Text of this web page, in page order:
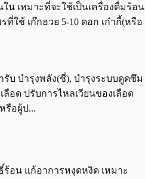
น เหมาะที่จะใช้เป็นเครื่องดื่มร้อน
ใช้ เก๊กฮวย 5-10 ดอก เก๋ากี้(หรือ
บ บำรุงพลัง(ชี่), บำรุงระบบดูดซึม
ลือด ปรับการไหลเวียนของเลือด
รือผู้ป...
อน แก้อาการหงุดหงิด เหมาะ